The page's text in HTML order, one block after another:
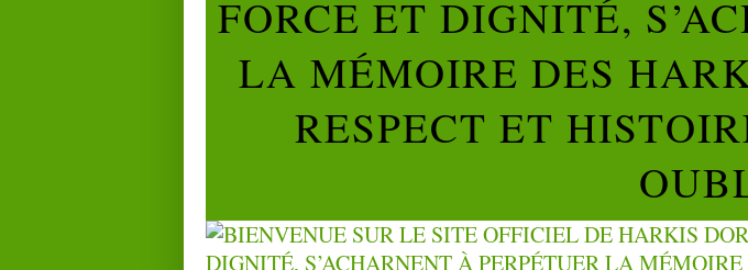
FORCE ET DIGNITÉ,
LA MÉMOIRE DES
RESPECT ET